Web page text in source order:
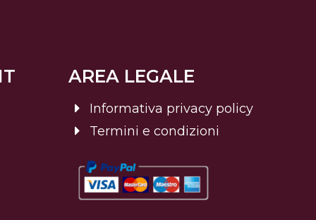
AREA LEGALE
Informativa privacy policy
Termini e condizioni